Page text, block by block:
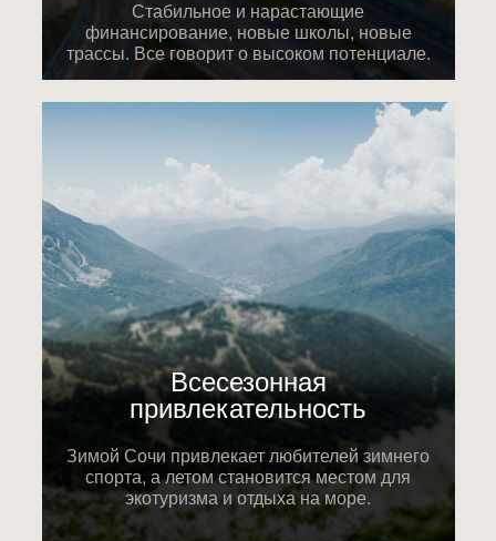
Зимой Сочи привлекает любителей зимнего
спорта, а летом становится местом для
экотуризма и отдыха на море.
Всесезонная
привлекательность
Стабильное и нарастающие
финансирование, новые школы, новые
трассы. Все говорит о высоком потенциале.